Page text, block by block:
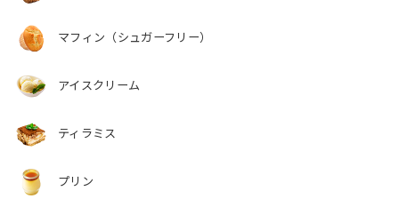
マフィン（シュガーフリー）
アイスクリーム
ティラミス
プリン